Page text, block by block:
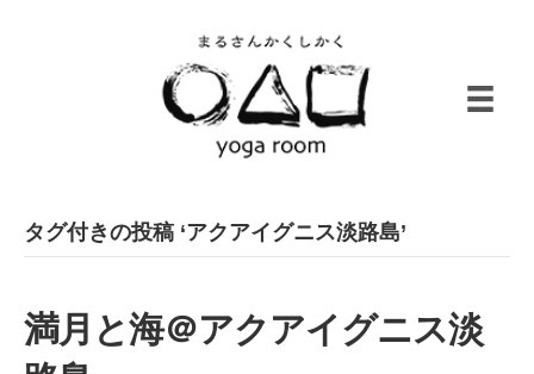
タグ付きの投稿 ‘アクアイグニス淡路島’
満月と海＠アクアイグニス淡